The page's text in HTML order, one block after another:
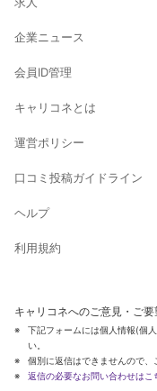
企業ニュース
会員ID管理
キャリコネとは
運営ポリシー
口コミ投稿ガイドライン
ヘルプ
利用規約
キャリコネへのご意見・ご要
下記フォームには個人情報(個
い。
個別に返信はできませんので、
返信の必要なお問い合わせはこ